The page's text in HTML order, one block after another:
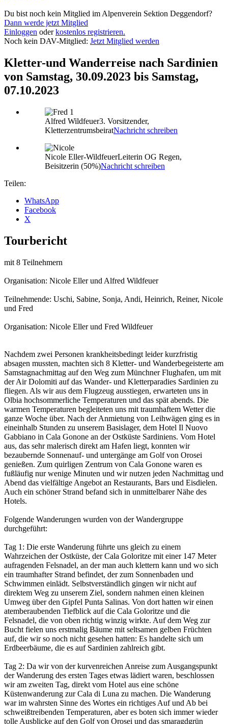
Du bist noch kein Mitglied im Alpenverein Sektion Deggendorf?
Dann werde jetzt Mitglied
Einloggen oderkostenlos registrieren.
Noch kein DAV-Mitglied: Jetzt Mitglied werden
Kletter-und Wanderreise nach Sardinien
von Samstag, 30.09.2023 bis Samstag,
07.10.2023
Alfred Wildfeuer3. Vorsitzender,
KletterzentrumsbeiratNachricht schreiben
Nicole Eller-WildfeuerLeiterin OG Regen,
Beisitzerin (50%)Nachricht schreiben
Teilen:
WhatsApp
Facebook
X
Tourbericht
mit 8 Teilnehmern
Organisation: Nicole Eller und Alfred Wildfeuer
Teilnehmende: Uschi, Sabine, Sonja, Andi, Heinrich, Reiner, Nicole
und Fred
Organisation: Nicole Eller und Fred Wildfeuer
Nachdem zwei Personen krankheitsbedingt leider kurzfristig
absagen mussten, machten sich 8 Kletter- und Wanderbegeisterte am
Samstagnachmittag auf den Weg zum Münchner Flughafen, um mit
der Air Dolomiti auf das Wander- und Kletterparadies Sardinien zu
fliegen. Als wir aus dem Flugzeug ausstiegen, erwarteten uns in
Olbia hochsommerliche Temperaturen und das spät abends. Die
warmen Temperaturen begleiteten uns mit traumhaftem Wetter die
ganze Woche über. Nach der Anmietung von Leihwägen ging es in
eineinhalb Stunden zu unserem Basislager, dem Hotel Il Nuovo
Gabbiano in Cala Gonone an der Ostküste Sardiniens. Vom Hotel
aus, das sehr malerisch direkt am Hafen liegt, konnten wir
bezaubernde Sonnenauf- und untergänge am Golf von Orosei
genießen. Zum quirligen Zentrum von Cala Gonone waren es
fußläufig nur wenige Minuten und wir nutzen jeden Nachmittag und
Abend das vielfältige Angebot an Restaurants, Bars und Eisdielen.
Auch ein schöner Strand befand sich in unmittelbarer Nähe des
Hotels.
Folgende Wanderungen wurden von der Wandergruppe
durchgeführt:
Tag 1: Die erste Wanderung führte uns gleich zu einem
Wahrzeichen der Ostküste, der Cala Goloritze mit einer 147 Meter
aufragenden Felsnadel, an der man auch klettern kann und wo sich
ein traumhafter Strand befindet, der zum Sonnenbaden und
Schwimmen einlädt. Selbstverständlich gingen wir nicht auf
direktem Weg zu unserem Ziel, sondern nahmen einen kleinen
Umweg über den Gipfel Punta Salinas. Von dort hatten wir einen
atemberaubenden Tiefblick auf die Cala Goloritze und die
Felsnadel, die von oben richtig winzig wirkte. Auf dem Weg zur
Bucht fielen uns erstmalig Bäume mit seltsamen gelben Früchten
auf, die wir so noch nicht gesehen hatten: Es handelte sich um
Erdbeerbäume, die es auf Sardinien zahlreich gibt.
Tag 2: Da wir von der kurvenreichen Anreise zum Ausgangspunkt
der Wanderung des ersten Tages etwas lädiert waren, beschlossen
wir am zweiten Tag, direkt vom Hotel aus eine schöne
Küstenwanderung zur Cala di Luna zu machen. Die Wanderung
war im wahrsten Sinne des Wortes ein richtiges Auf und Ab bei
schweißtreibenden Temperaturen, aber es boten sich immer wieder
tolle Ausblicke auf den Golf von Orosei und das smaragdgrün